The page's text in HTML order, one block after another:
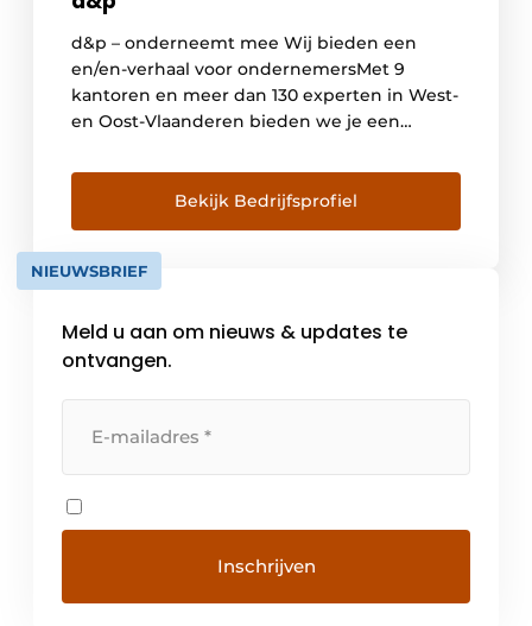
d&p – onderneemt mee Wij bieden een
en/en-verhaal voor ondernemersMet 9
kantoren en meer dan 130 experten in West-
en Oost-Vlaanderen bieden we je een
ondersteunen. Bij d&p krijg je directe
toegang tot experten in diverse
vakgebieden Om het je makkelijk en
overzichtelijk te maken, bundelen we onze
oplossingen […]
Bekijk Bedrijfsprofiel
NIEUWSBRIEF
Meld u aan om nieuws & updates te
ontvangen.